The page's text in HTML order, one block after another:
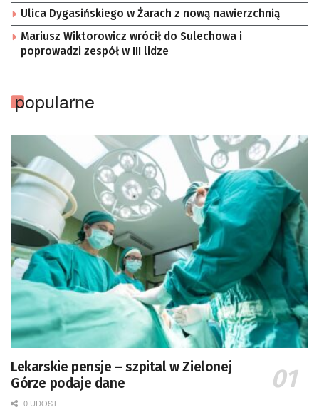
Ulica Dygasińskiego w Żarach z nową nawierzchnią
Mariusz Wiktorowicz wrócił do Sulechowa i
poprowadzi zespół w III lidze
popularne
Lekarskie pensje – szpital w Zielonej
Górze podaje dane
0 UDOST.